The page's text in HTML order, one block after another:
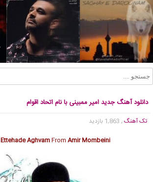
دانلود آهنگ جدید امیر ممبینی با نام اتحاد اقوام
تک آهنگ , 1,863 بازدید
Ettehade AghvamFrom Amir Mombeini